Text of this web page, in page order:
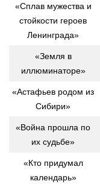
Межпоселенческая
Методический
Отдел
Детская библиотека
Личный кабинет
«Сплав мужества и
стойкости героев
Ленинграда»
«Земля в
иллюминаторе»
«Астафьев родом из
Сибири»
«Война прошла по
их судьбе»
«Кто придумал
календарь»